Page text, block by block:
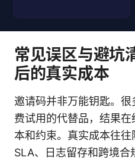
常见误区与避坑
后的真实成本
邀请码并非万能钥匙。
费试用的代替品，结果
本和约束。真实成本往往
SLA、日志留存和跨境合